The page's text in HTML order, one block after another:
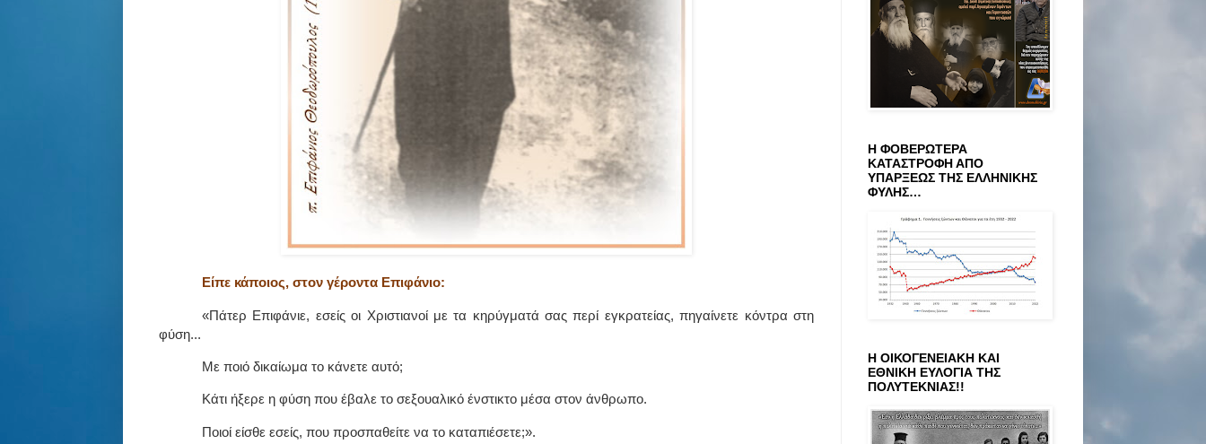
Είπε κάποιος, στον γέροντα Επιφάνιο:
«Πάτερ Επιφάνιε, εσείς οι Χριστιανοί με τα κηρύγματά σας περί εγκρατείας, πηγαίνετε κόντρα στη
φύση...
Με ποιό δικαίωμα το κάνετε αυτό;
Κάτι ήξερε η φύση που έβαλε το σεξουαλικό ένστικτο μέσα στον άνθρωπο.
Ποιοί είσθε εσείς, που προσπαθείτε να το καταπιέσετε;».
Η ΦΟΒΕΡΩΤΕΡΑ
ΚΑΤΑΣΤΡΟΦΗ ΑΠΟ
ΥΠΑΡΞΕΩΣ ΤΗΣ ΕΛΛΗΝΙΚΗΣ
ΦΥΛΗΣ…
Η ΟΙΚΟΓΕΝΕΙΑΚΗ ΚΑΙ
ΕΘΝΙΚΗ ΕΥΛΟΓΙΑ ΤΗΣ
ΠΟΛΥΤΕΚΝΙΑΣ!!